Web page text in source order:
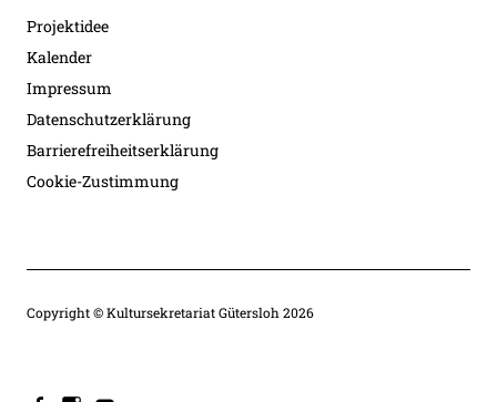
Projektidee
Kalender
Impressum
Datenschutzerklärung
Barrierefreiheitserklärung
Cookie-Zustimmung
Copyright © Kultursekretariat Gütersloh 2026